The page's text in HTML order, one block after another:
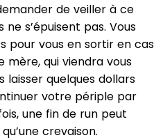
de veiller à ce
s’épuisent pas. Vous
pour vous en sortir en cas
mère, qui viendra vous
laisser quelques dollars
votre périple par
une fin de run peut
crevaison.